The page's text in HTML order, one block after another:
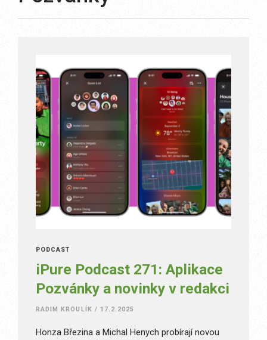
PODCAST
iPure Podcast 271: Aplikace
Pozvánky a novinky v redakci
RADIM KROULÍK / 17.2.2025
Honza Březina a Michal Henych probírají novou